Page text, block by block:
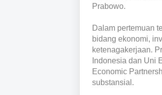
Prabowo.
Dalam pertemuan
bidang ekonomi,
ketenagakerjaan.
Indonesia dan Uni
Economic
substansial.